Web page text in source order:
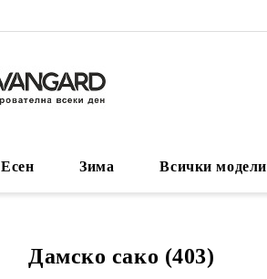
Есен Зима Всички модели
Дамско сако (403)